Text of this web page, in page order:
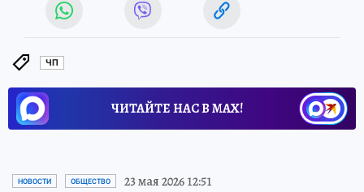
ЧП
ЧИТАЙТЕ НАС В МАХ!
НОВОСТИ ОБЩЕСТВО 23 мая 2026 12:51